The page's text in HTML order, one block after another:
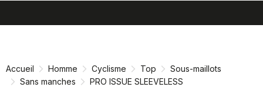
directement
navigation
directement
Accueil Homme Cyclisme Top
Sous-maillots
Sans manches
PRO ISSUE SLEEVELESS